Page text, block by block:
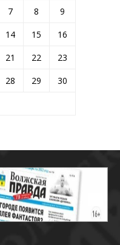
7 8
9
14 15
16
21 22
23
28 29
30